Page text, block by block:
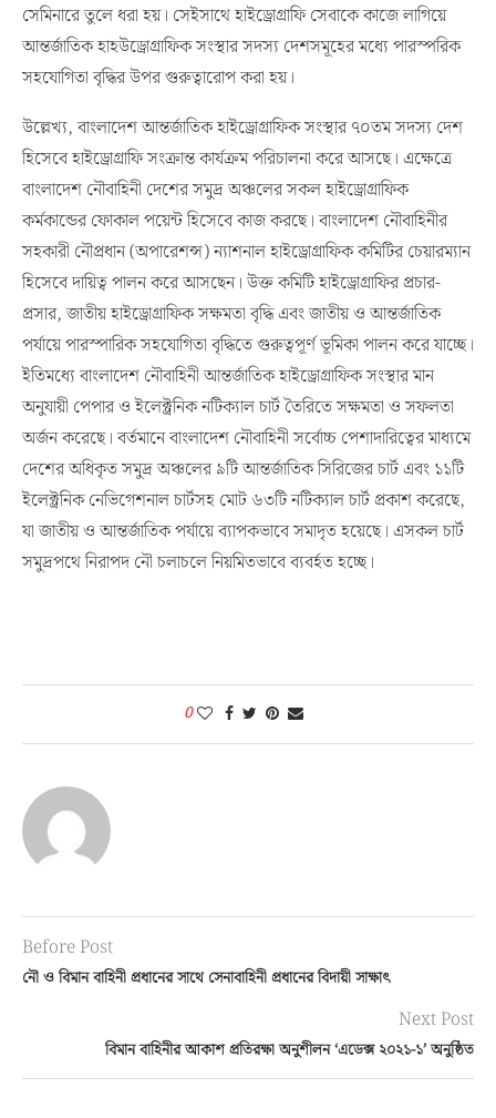
সেমিনারে তুলে ধরা হয়। সেইসাথে হাইড্রোগ্রাফি সেবাকে কাজে লাগিয়ে
আন্তর্জাতিক হাহউড্রোগ্রাফিক সংস্থার সদস্য দেশসমূহের মধ্যে পারস্পরিক
সহযোগিতা বৃদ্ধির উপর গুরুত্বারোপ করা হয়।
উল্লেখ্য, বাংলাদেশ আন্তর্জাতিক হাইড্রোগ্রাফিক সংস্থার ৭০তম সদস্য দেশ
হিসেবে হাইড্রোগ্রাফি সংক্রান্ত কার্যক্রম পরিচালনা করে আসছে। এক্ষেত্রে
বাংলাদেশ নৌবাহিনী দেশের সমুদ্র অঞ্চলের সকল হাইড্রোগ্রাফিক
কর্মকান্ডের ফোকাল পয়েন্ট হিসেবে কাজ করছে। বাংলাদেশ নৌবাহিনীর
সহকারী নৌপ্রধান (অপারেশন্স) ন্যাশনাল হাইড্রোগ্রাফিক কমিটির চেয়ারম্যান
হিসেবে দায়িত্ব পালন করে আসছেন। উক্ত কমিটি হাইড্রোগ্রাফির প্রচার-
প্রসার, জাতীয় হাইড্রোগ্রাফিক সক্ষমতা বৃদ্ধি এবং জাতীয় ও আন্তর্জাতিক
পর্যায়ে পারস্পারিক সহযোগিতা বৃদ্ধিতে গুরুত্বপূর্ণ ভূমিকা পালন করে যাচ্ছে।
ইতিমধ্যে বাংলাদেশ নৌবাহিনী আন্তর্জাতিক হাইড্রোগ্রাফিক সংস্থার মান
অনুযায়ী পেপার ও ইলেক্ট্রনিক নটিক্যাল চার্ট তৈরিতে সক্ষমতা ও সফলতা
অর্জন করেছে। বর্তমানে বাংলাদেশ নৌবাহিনী সর্বোচ্চ পেশাদারিত্বের মাধ্যমে
দেশের অধিকৃত সমুদ্র অঞ্চলের ৯টি আন্তর্জাতিক সিরিজের চার্ট এবং ১১টি
ইলেক্ট্রনিক নেভিগেশনাল চার্টসহ মোট ৬৩টি নটিক্যাল চার্ট প্রকাশ করেছে,
যা জাতীয় ও আন্তর্জাতিক পর্যায়ে ব্যাপকভাবে সমাদৃত হয়েছে। এসকল চার্ট
সমুদ্রপথে নিরাপদ নৌ চলাচলে নিয়মিতভাবে ব্যবর্হত হচ্ছে।
0
Before Post
নৌ ও বিমান বাহিনী প্রধানের সাথে সেনাবাহিনী প্রধানের বিদায়ী সাক্ষাৎ
Next Post
বিমান বাহিনীর আকাশ প্রতিরক্ষা অনুশীলন ‘এডেক্স ২০২১-১’ অনুষ্ঠিত